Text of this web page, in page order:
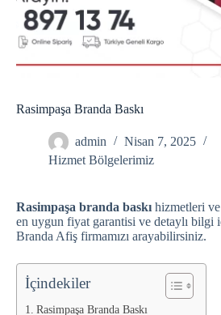
Rasimpaşa Branda Baskı
admin
Nisan 7, 2025
Hizmet Bölgelerimiz
Rasimpaşa branda baskı hizmetleri ve
en uygun fiyat garantisi ve detaylı bilgi
Branda Afiş firmamızı arayabilirsiniz.
İçindekiler
Rasimpaşa Branda Baskı